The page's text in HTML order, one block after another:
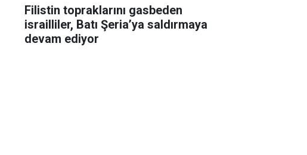
Filistin topraklarını gasbeden
israilliler, Batı Şeria’ya saldırmaya
devam ediyor